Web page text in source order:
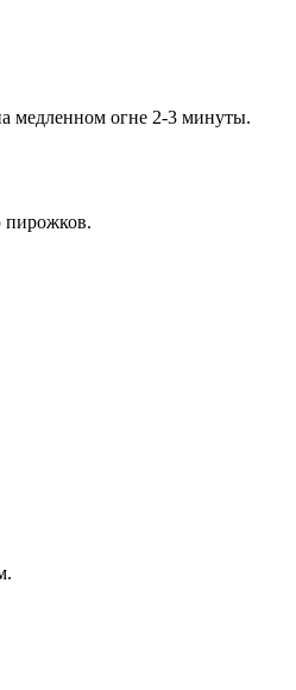
медленном огне 2-3 минуты.
пирожков.